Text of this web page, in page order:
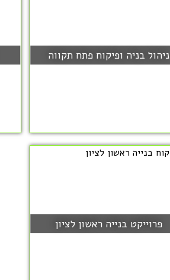
ניהול בניה ופיקוח פתח תקווה
פרוייקט בנייה ראשון לציון